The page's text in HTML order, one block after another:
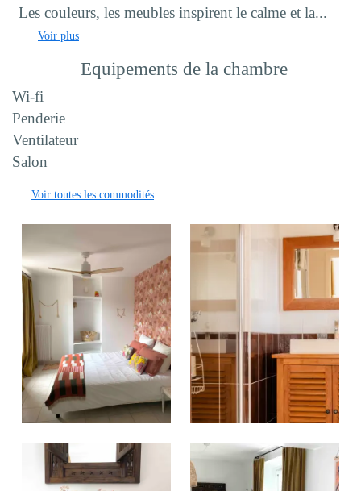
Les couleurs, les meubles inspirent le calme et la...
Voir plus
Equipements de la chambre
Wi-fi
Penderie
Ventilateur
Salon
Voir toutes les commodités